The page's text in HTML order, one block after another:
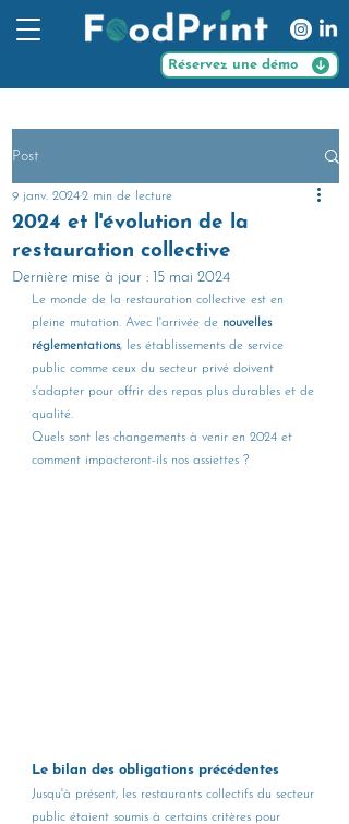
Réservez une démo
Post
2024 et l'évolution de la
restauration collective
9 janv. 20242 min de lecture
Dernière mise à jour : 15 mai 2024
Le monde de la restauration collective est en
pleine mutation. Avec l'arrivée de nouvelles
réglementations, les établissements de service
public comme ceux du secteur privé doivent
s'adapter pour offrir des repas plus durables et de
qualité.
Quels sont les changements à venir en 2024 et
comment impacteront-ils nos assiettes ?
Le bilan des obligations précédentes
Jusqu'à présent, les restaurants collectifs du secteur
public étaient soumis à certains critères pour